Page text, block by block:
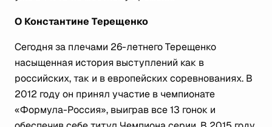
О Константине Терещенко
Сегодня за плечами 26-летнего Терещенко
насыщенная история выступлений как в
российских, так и в европейских соревнованиях. В
2012 году он принял участие в чемпионате
«Формула-Россия», выиграв все 13 гонок и